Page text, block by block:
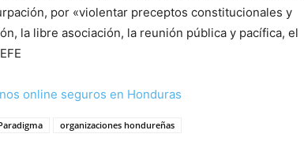
por «violentar preceptos constitucionales y
la libre asociación, la reunión pública y pacífica, el
online seguros en Honduras
organizaciones hondureñas